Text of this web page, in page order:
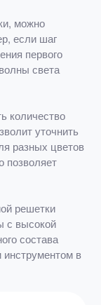
можно
если шаг
первого
света
количество
уточнить
разных цветов
позволяет
решетки
с высокой
состава
в